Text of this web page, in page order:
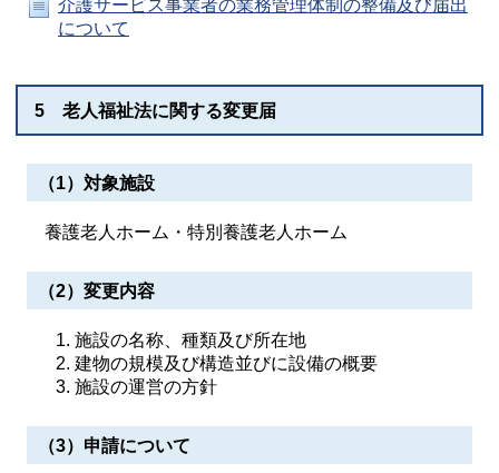
介護サービス事業者の業務管理体制の整備及び届出
について
5 老人福祉法に関する変更届
（1）対象施設
養護老人ホーム・特別養護老人ホーム
（2）変更内容
施設の名称、種類及び所在地
建物の規模及び構造並びに設備の概要
施設の運営の方針
（3）申請について